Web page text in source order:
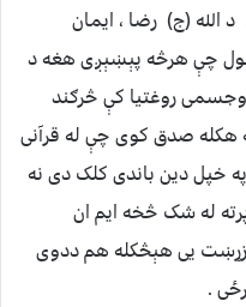
د الله (ج) رضا ، ايمان
چې هرڅه پېښېږی هغه د
روغتیا کې څرګند
هکله صدق کوی چې له قرآنی
خپل دین باندی کلک دی نه
له شک څخه ایم ان
زړښت یی هېڅکله هم ددوی
.